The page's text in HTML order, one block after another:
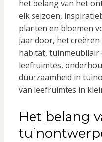
het belang van het
elk seizoen,
planten en bloemen
jaar door, het
habitat, tuinmeubilair
leefruimtes,
duurzaamheid in
van leefruimtes in
Het belang